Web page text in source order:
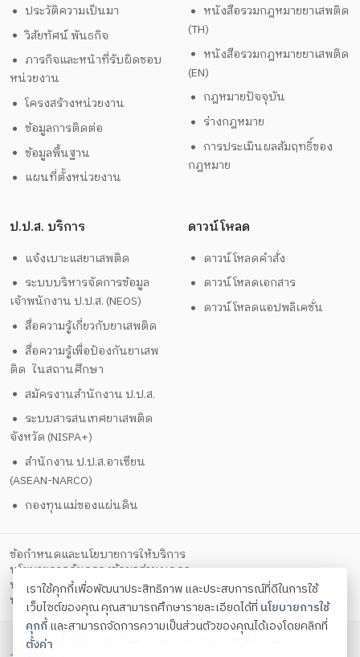
ประวัติความเป็นมา
วิสัยทัศน์ พันธกิจ
ภารกิจและหน้าที่รับผิดชอบ
หน่วยงาน
โครงสร้างหน่วยงาน
ข้อมูลการติดต่อ
ข้อมูลพื้นฐาน
แผนที่ตั้งหน่วยงาน
หนังสือรวมกฎหมายยาเสพติด
(TH)
หนังสือรวมกฎหมายยาเสพติด
(EN)
กฎหมายปัจจุบัน
ร่างกฎหมาย
การประเมินผลสัมฤทธิ์ของ
กฎหมาย
ป.ป.ส. บริการ
แจ้งเบาะแสยาเสพติด
ระบบบริหารจัดการข้อมูล
เจ้าพนักงาน ป.ป.ส. (NEOS)
สื่อความรู้เกี่ยวกับยาเสพติด
สื่อความรู้เพื่อป้องกันยาเสพ
ติด ในสถานศึกษา
สมัครงานสำนักงาน ป.ป.ส.
ระบบสารสนเทศยาเสพติด
จังหวัด (NISPA+)
สำนักงาน ป.ป.ส.อาเซียน
(ASEAN-NARCO)
กองทุนแม่ของแผ่นดิน
ดาวน์โหลด
ดาวน์โหลดคำสั่ง
ดาวน์โหลดเอกสาร
ดาวน์โหลดแอปพลิเคชั่น
ข้อกำหนดและนโยบายการให้บริการ
นโยบายการคุ้มครองข้อมูลส่วนบุคคล
นโยบายการรักษาความมั่นคงปลอดภัยด้วยเทคโนโลยีสารสนเทศ
นโยบายคุกกี้
ตั้งค่าคุกกี้
สำนักงาน ปปส. ภาค 5 กระทรวงยุติธรรม
เราใช้คุกกี้เพื่อพัฒนาประสิทธิภาพ และประสบการณ์ที่ดีในการใช้
เว็บไซต์ของคุณ คุณสามารถศึกษารายละเอียดได้ที่ นโยบายการใช้
คุกกี้และสามารถจัดการความเป็นส่วนตัวของคุณได้เองโดยคลิกที่
ตั้งค่า